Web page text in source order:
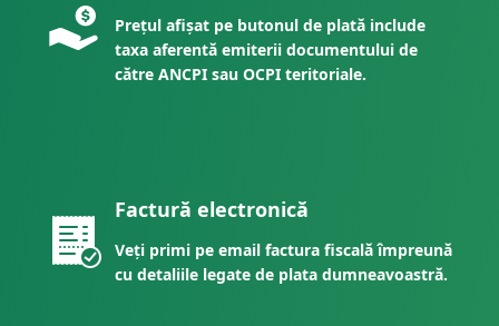
Prețul afișat pe butonul de plată include
taxa aferentă emiterii documentului de
către ANCPI sau OCPI teritoriale.
Factură electronică
Veți primi pe email factura fiscală împreună
cu detaliile legate de plata dumneavoastră.